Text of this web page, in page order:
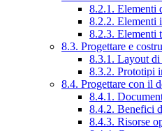
8.2.1. Elementi
8.2.2. Elementi
8.2.3. Elementi
8.3. Progettare e
8.3.1. Layout di
8.3.2. Prototipi
8.4. Progettare con il
8.4.1.
8.4.2. Benefici
8.4.3. Risorse